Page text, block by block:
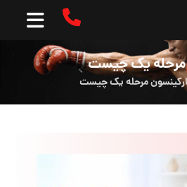
مرحله یک چیست
مرحله یک چیست